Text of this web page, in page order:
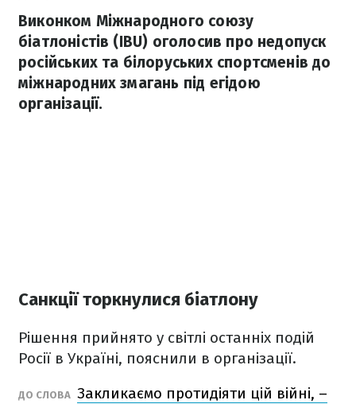
Виконком Міжнародного союзу
біатлоністів (IBU) оголосив про недопуск
російських та білоруських спортсменів до
міжнародних змагань під егідою
організації.
Санкції торкнулися біатлону
Рішення прийнято у світлі останніх подій
Росії в Україні, пояснили в організації.
ДО СЛОВА Закликаємо протидіяти цій війні, –